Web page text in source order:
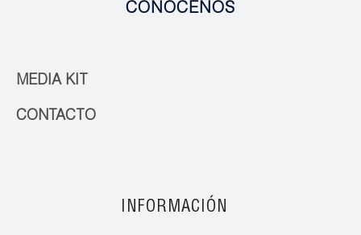
CONÓCENOS
MEDIA KIT
CONTACTO
INFORMACIÓN